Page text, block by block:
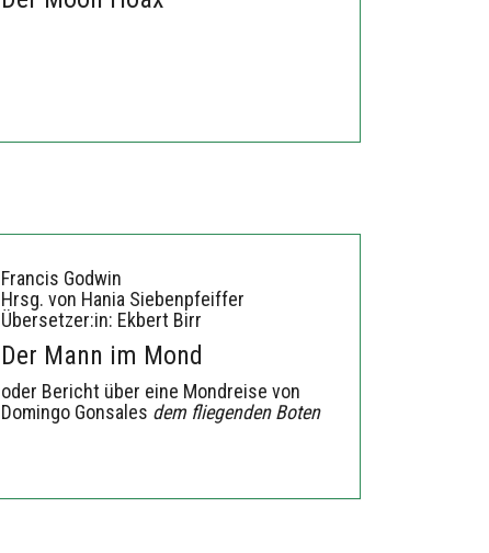
Francis Godwin
Hrsg. von Hania Siebenpfeiffer
Übersetzer:in: Ekbert Birr
Der Mann im Mond
oder Bericht über eine Mondreise von
Domingo Gonsales dem fliegenden Boten